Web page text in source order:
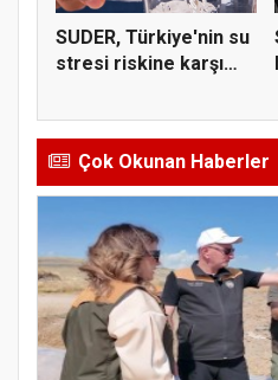
SUDER, Türkiye'nin su
stresi riskine karşı
Çok Okunan Haberler